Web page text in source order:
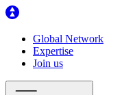
Global Network
Expertise
Join us